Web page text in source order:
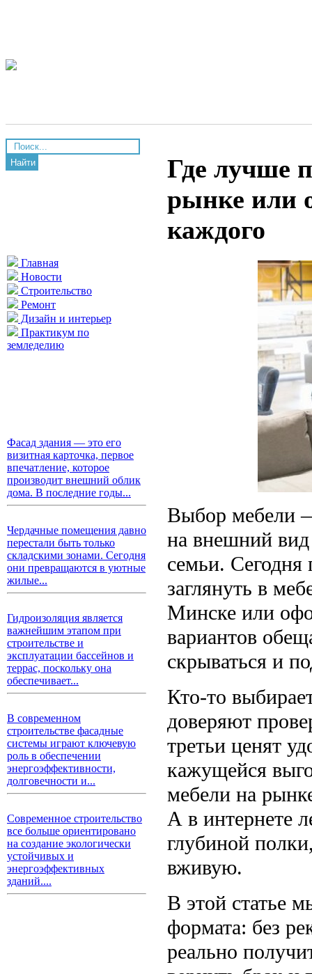
Найти
Главная
Новости
Строительство
Ремонт
Дизайн и интерьер
Практикум по
земледелию
Фасад здания — это его
визитная карточка, первое
впечатление, которое
производит внешний облик
дома. В последние годы...
Чердачные помещения давно
перестали быть только
складскими зонами. Сегодня
они превращаются в уютные
жилые...
Гидроизоляция является
важнейшим этапом при
строительстве и
эксплуатации бассейнов и
террас, поскольку она
обеспечивает...
В современном
строительстве фасадные
системы играют ключевую
роль в обеспечении
энергоэффективности,
долговечности и...
Современное строительство
все больше ориентировано
на создание экологически
устойчивых и
энергоэффективных
зданий....
Где лучше
рынке или
каждого
Выбор мебели
на внешний
семьи. Сегодня
заглянуть в
Минске или
вариантов
скрываться и
Кто-то
доверяют
третьи ценят
кажущейся
мебели на
А в интернете
глубиной
вживую.
В этой статье
формата: без
реально